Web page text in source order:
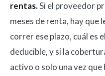
rentas.Si el proveedor
meses de renta, hay que
correr ese plazo, cuál es
deducible, y si la
activo o solo una vez que